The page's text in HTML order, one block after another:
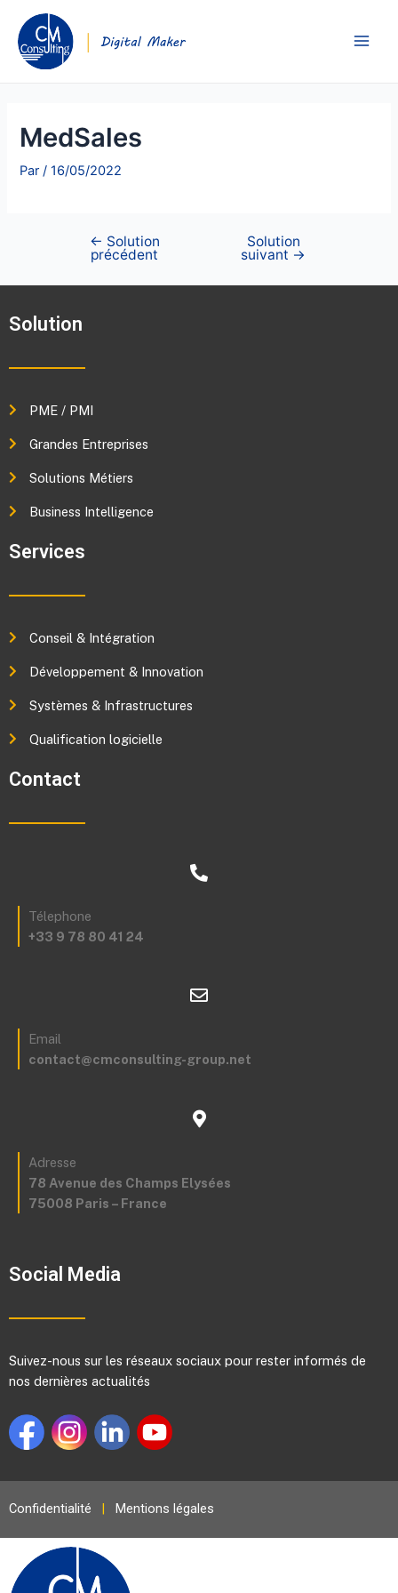
MedSales
Par/16/05/2022
← Solution
précédent
Solution
suivant →
Solution
PME / PMI
Grandes Entreprises
Solutions Métiers
Business Intelligence
Services
Conseil & Intégration
Développement & Innovation
Systèmes & Infrastructures
Qualification logicielle
Contact
Télephone
+33 9 78 80 41 24
Email
contact@cmconsulting-group.net
Adresse
78 Avenue des Champs Elysées
75008 Paris – France
Social Media
Suivez-nous sur les réseaux sociaux pour rester informés de
nos dernières actualités
Confidentialité Mentions légales